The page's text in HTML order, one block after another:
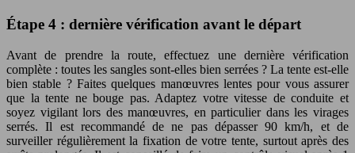
Étape 4 : dernière vérification avant le départ
Avant de prendre la route, effectuez une dernière vérification
complète : toutes les sangles sont-elles bien serrées ? La tente est-elle
bien stable ? Faites quelques manœuvres lentes pour vous assurer
que la tente ne bouge pas. Adaptez votre vitesse de conduite et
soyez vigilant lors des manœuvres, en particulier dans les virages
serrés. Il est recommandé de ne pas dépasser 90 km/h, et de
surveiller régulièrement la fixation de votre tente, surtout après des